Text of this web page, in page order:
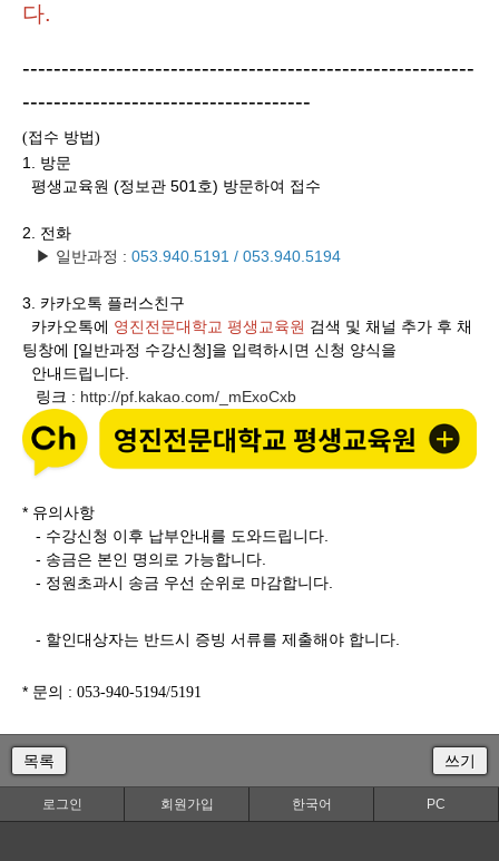
다.
----------------------------------------------------------
-------------------------------------
(접수 방법)
1. 방문
평생교육원 (정보관 501호) 방문하여 접수
2. 전화
▶ 일반과정 : 053.940.5191 / 053.940. 5194
3. 카카오톡 플러스친구
카카오톡에 영진전문대학교 평생교육원 검색 및 채널 추가 후 채
팅창에 [일반과정 수강신청]을 입력하시면 신청 양식을
안내드립니다.
링크 : http://pf.kakao.com/_mExoCxb
* 유의사항
- 수강신청 이후 납부안내를 도와드립니다.
- 송금은 본인 명의로 가능합니다.
- 정원초과시 송금 우선 순위로 마감합니다.
- 할인대상자는 반드시 증빙 서류를 제출해야 합니다.
* 문의 : 053-940-5194/5191
목록 쓰기
로그인 회원가입 한국어 PC